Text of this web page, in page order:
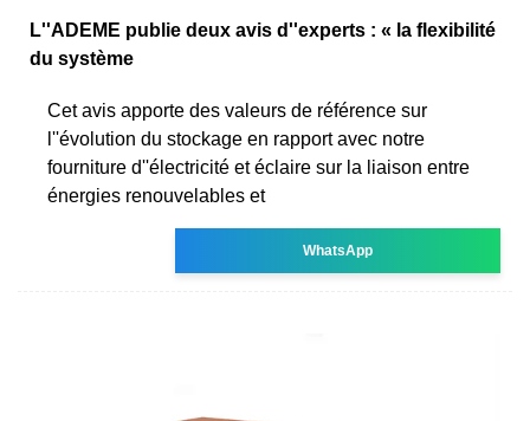
L''ADEME publie deux avis d''experts : « la flexibilité
du système
Cet avis apporte des valeurs de référence sur
l''évolution du stockage en rapport avec notre
fourniture d''électricité et éclaire sur la liaison entre
énergies renouvelables et
WhatsApp